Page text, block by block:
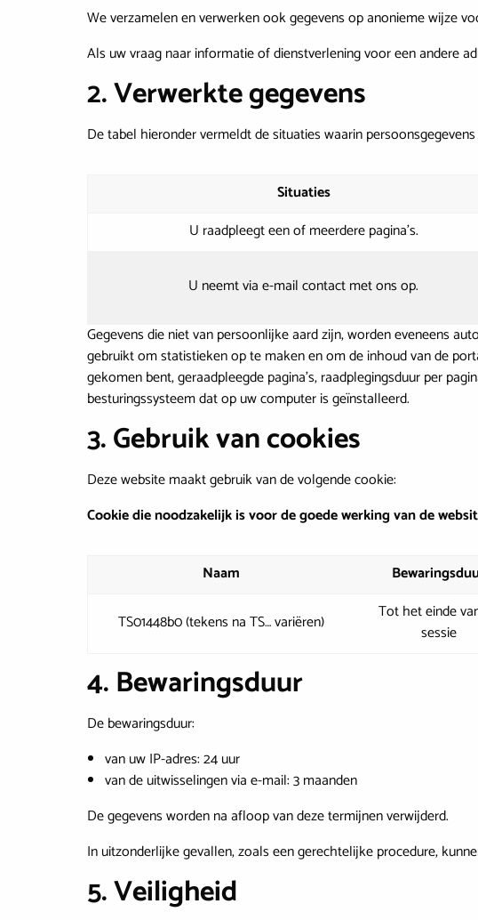
We verzamelen en verwerken ook gegevens op anonieme wijze
Als uw vraag naar informatie of dienstverlening voor een andere
2. Verwerkte gegevens
De tabel hieronder vermeldt de situaties waarin
Situaties
U raadpleegt een of meerdere pagina’s.
U neemt via e-mail contact met ons op.
Gegevens die niet van persoonlijke aard zijn, worden eveneens
gebruikt om statistieken op te maken en om de inhoud van de
gekomen bent, geraadpleegde pagina’s, raadplegingsduur per
besturingssysteem dat op uw computer is geïnstalleerd.
3. Gebruik van cookies
Deze website maakt gebruik van de volgende cookie:
Cookie die noodzakelijk is voor de goede werking van de
Naam
TS01448b0 (tekens na TS… variëren)
Tot het einde
sessie
4. Bewaringsduur
De bewaringsduur:
van uw IP-adres: 24 uur
van de uitwisselingen via e-mail: 3 maanden
De gegevens worden na afloop van deze termijnen verwijderd.
In uitzonderlijke gevallen, zoals een gerechtelijke procedure,
5. Veiligheid